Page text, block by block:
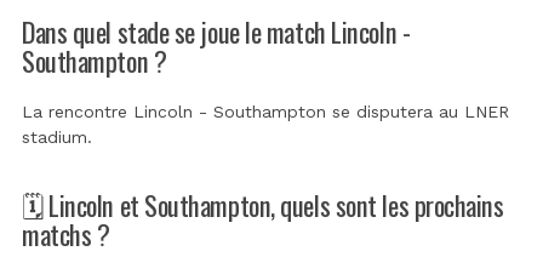
Dans quel stade se joue le match Lincoln -
Southampton ?
La rencontre Lincoln - Southampton se disputera au LNER
stadium.
🗓️ Lincoln et Southampton, quels sont les prochains
matchs ?